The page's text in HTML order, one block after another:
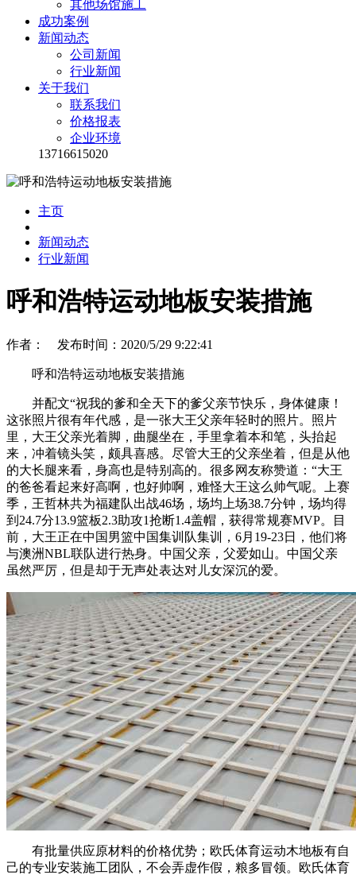
其他场馆施工
成功案例
新闻动态
公司新闻
行业新闻
关于我们
联系我们
价格报表
企业环境
13716615020
主页
新闻动态
行业新闻
呼和浩特运动地板安装措施
作者： 发布时间：2020/5/29 9:22:41
呼和浩特运动地板安装措施
并配文“祝我的爹和全天下的爹父亲节快乐，身体健康！
这张照片很有年代感，是一张大王父亲年轻时的照片。照片
里，大王父亲光着脚，曲腿坐在，手里拿着本和笔，头抬起
来，冲着镜头笑，颇具喜感。尽管大王的父亲坐着，但是从他
的大长腿来看，身高也是特别高的。很多网友称赞道：“大王
的爸爸看起来好高啊，也好帅啊，难怪大王这么帅气呢。上赛
季，王哲林共为福建队出战46场，场均上场38.7分钟，场均得
到24.7分13.9篮板2.3助攻1抢断1.4盖帽，获得常规赛MVP。目
前，大王正在中国男篮中国集训队集训，6月19-23日，他们将
与澳洲NBL联队进行热身。中国父亲，父爱如山。中国父亲
虽然严厉，但是却于无声处表达对儿女深沉的爱。
有批量供应原材料的价格优势；欧氏体育运动木地板有自
己的专业安装施工团队，不会弄虚作假，粮多冒领。欧氏体育